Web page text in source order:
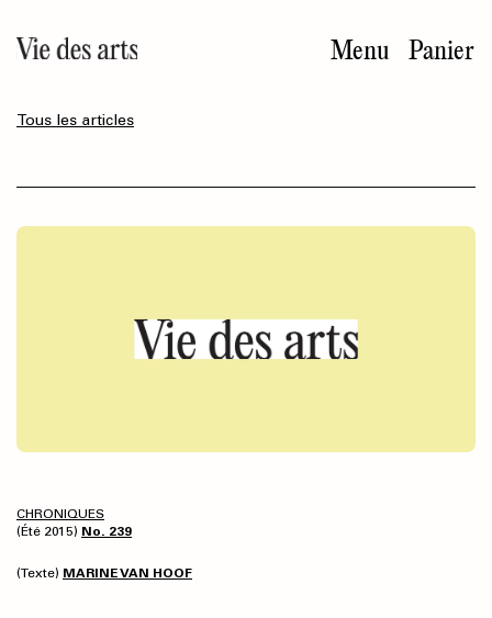
au
contenu
Menu Panier
Tous les articles
CHRONIQUES
(Été 2015) No. 239
(Texte) MARINE VAN HOOF